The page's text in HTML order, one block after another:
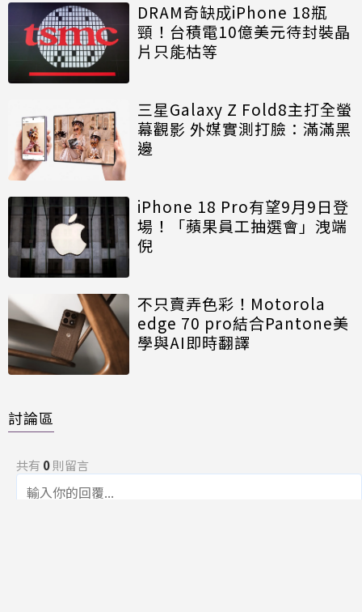
DRAM奇缺成iPhone 18瓶
頸！台積電10億美元待封裝晶
片只能枯等
三星Galaxy Z Fold8主打全螢
幕觀影 外媒實測打臉：滿滿黑
邊
iPhone 18 Pro有望9月9日登
場！「蘋果員工抽選會」洩端
倪
不只賣弄色彩！Motorola
edge 70 pro結合Pantone美
學與AI即時翻譯
討論區
共有 0則留言